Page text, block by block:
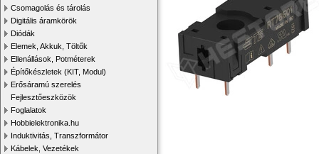
Csomagolás és tárolás
Digitális áramkörök
Diódák
Elemek, Akkuk, Töltők
Ellenállások, Potméterek
Építőkészletek (KIT, Modul)
Erősáramú szerelés
Fejlesztőeszközök
Foglalatok
Hobbielektronika.hu
Induktivitás, Transzformátor
Kábelek, Vezetékek